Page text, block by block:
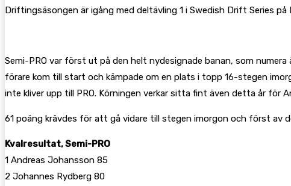
Driftingsäsongen är igång med deltävling 1 i Swedish Drift Series
Semi-PRO var först ut på den helt nydesignade banan, som
förare kom till start och kämpade om en plats i topp 16-stegen
inte kliver upp till PRO. Körningen verkar sitta fint även detta år för
61 poäng krävdes för att gå vidare till stegen imorgon och först av
Kvalresultat, Semi-PRO
1 Andreas Johansson 85
2 Johannes Rydberg 80